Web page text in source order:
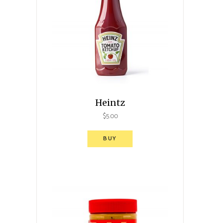
Heintz
$5.00
BUY